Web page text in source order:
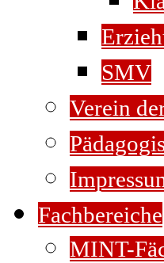
SMV
Verein
Fachbereiche
MINT-